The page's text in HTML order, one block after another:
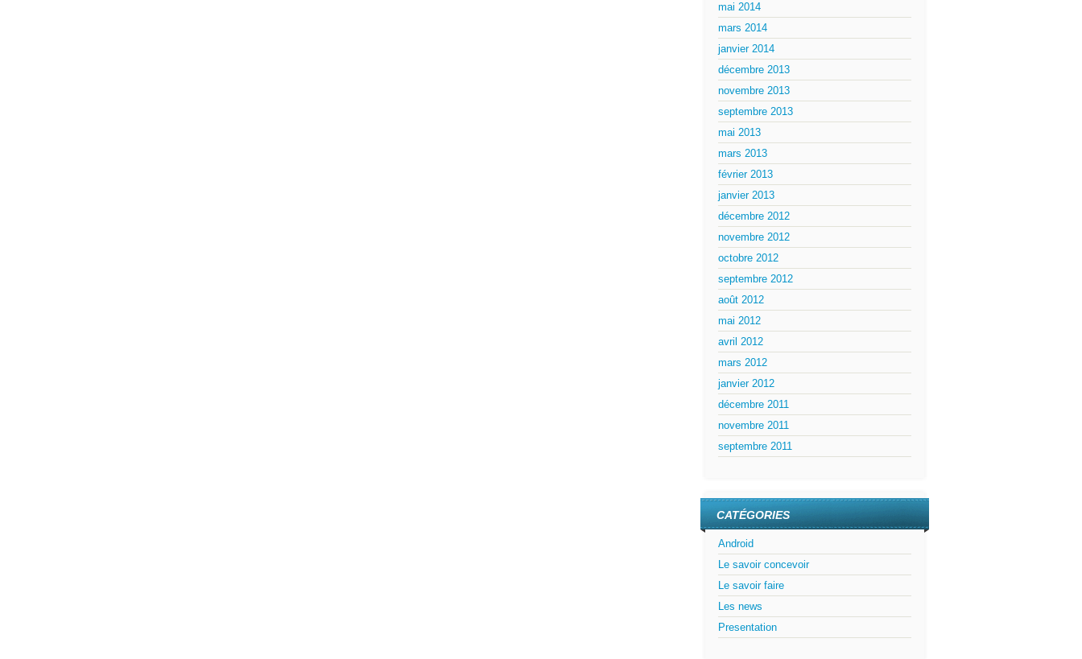
mai 2014
mars 2014
janvier 2014
décembre 2013
novembre 2013
septembre 2013
mai 2013
mars 2013
février 2013
janvier 2013
décembre 2012
novembre 2012
octobre 2012
septembre 2012
août 2012
mai 2012
avril 2012
mars 2012
janvier 2012
décembre 2011
novembre 2011
septembre 2011
CATÉGORIES
Android
Le savoir concevoir
Le savoir faire
Les news
Presentation